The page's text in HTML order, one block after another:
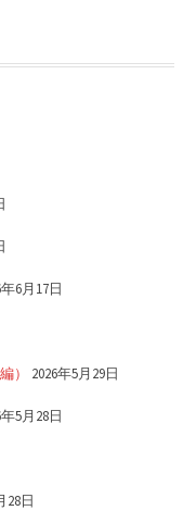
年6月17日
） 2026年5月29日
年5月28日
28日